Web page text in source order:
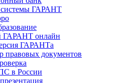
ГАРАНТ
ГАРАНТ онлайн
ГАРАНТа
правовых документов
в России